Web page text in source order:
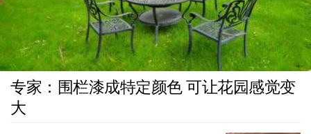
专家：围栏漆成特定颜色 可让花园感觉变
大